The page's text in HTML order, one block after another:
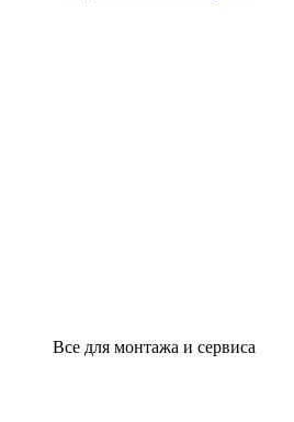
Все для монтажа и сервиса